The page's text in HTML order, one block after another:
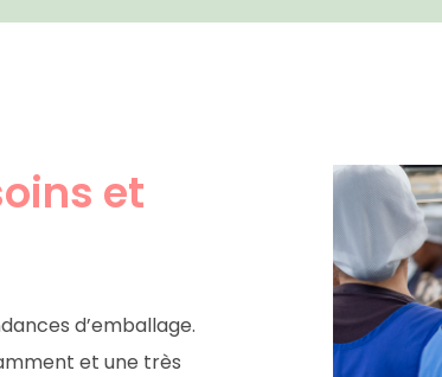
et
d’emballage.
et une très